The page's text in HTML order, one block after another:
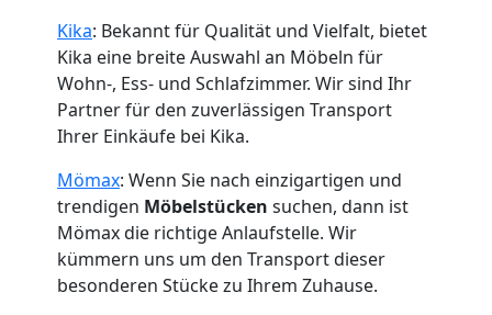
Kika: Bekannt für Qualität und Vielfalt, bietet
Kika eine breite Auswahl an Möbeln für
Wohn-, Ess- und Schlafzimmer. Wir sind Ihr
Partner für den zuverlässigen Transport
Ihrer Einkäufe bei Kika.
Mömax: Wenn Sie nach einzigartigen und
trendigen Möbelstücken suchen, dann ist
Mömax die richtige Anlaufstelle. Wir
kümmern uns um den Transport dieser
besonderen Stücke zu Ihrem Zuhause.